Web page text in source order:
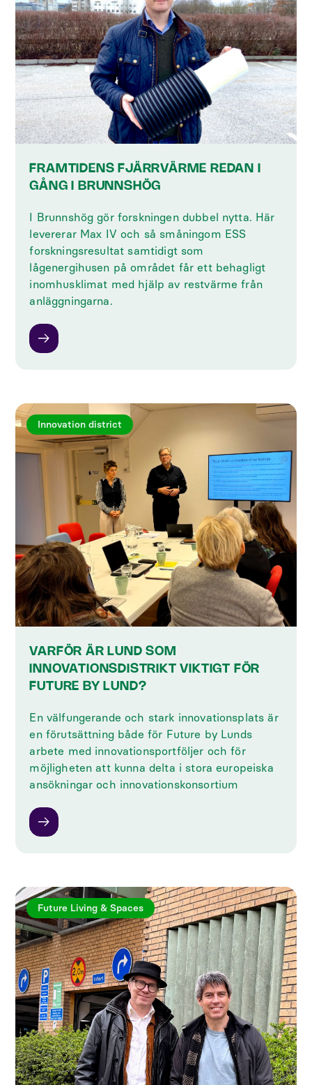
FRAMTIDENS FJÄRRVÄRME REDAN I
GÅNG I BRUNNSHÖG
I Brunnshög gör forskningen dubbel nytta. Här
levererar Max IV och så småningom ESS
forskningsresultat samtidigt som
lågenergihusen på området får ett behagligt
inomhusklimat med hjälp av restvärme från
anläggningarna.
Innovation district
VARFÖR ÄR LUND SOM
INNOVATIONSDISTRIKT VIKTIGT FÖR
FUTURE BY LUND?
En välfungerande och stark innovationsplats är
en förutsättning både för Future by Lunds
arbete med innovationsportföljer och för
möjligheten att kunna delta i stora europeiska
ansökningar och innovationskonsortium
Future Living & Spaces